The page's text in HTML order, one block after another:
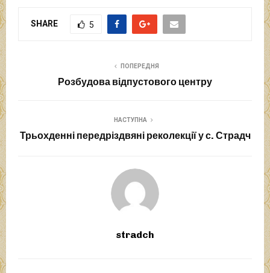
SHARE 5
ПОПЕРЕДНЯ
Розбудова відпустового центру
НАСТУПНА
Трьохденні передріздвяні реколекції у с. Страдч
stradch